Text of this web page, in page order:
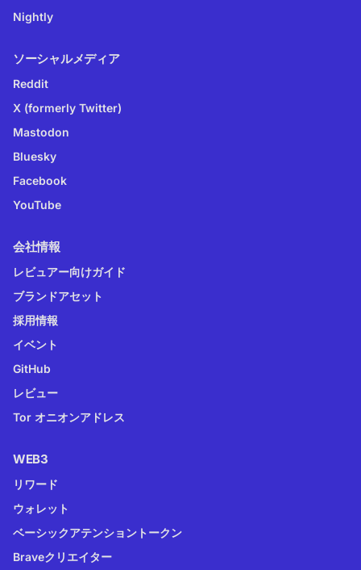
Nightly
ソーシャルメディア
Reddit
X (formerly Twitter)
Mastodon
Bluesky
Facebook
YouTube
会社情報
レビュアー向けガイド
ブランドアセット
採用情報
イベント
GitHub
レビュー
Tor オニオンアドレス
WEB3
リワード
ウォレット
ベーシックアテンショントークン
Braveクリエイター